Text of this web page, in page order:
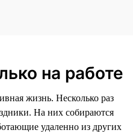
на работе
жизнь. Несколько раз
На них собираются
удаленно из других